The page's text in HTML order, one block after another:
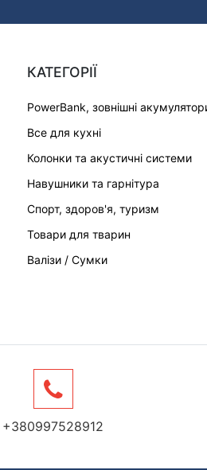
КАТЕГОРІЇ
PowerBank, зовнішні
Все для кухні
Колонки та акустичні системи
Навушники та гарнітура
Спорт, здоров'я, туризм
Товари для тварин
Валізи / Сумки
+380997528912